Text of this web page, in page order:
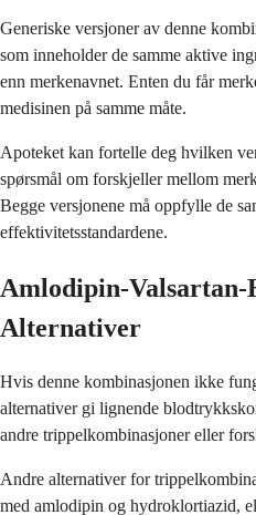
Generiske versjoner av denne
som inneholder de samme aktive
enn merkenavnet. Enten du får
medisinen på samme måte.
Apoteket kan fortelle deg hvilken
spørsmål om forskjeller mellom
Begge versjonene må oppfylle de
effektivitetsstandardene.
Amlodipin-
Alternativer
Hvis denne kombinasjonen ikke
alternativer gi lignende
andre trippelkombinasjoner eller
Andre alternativer for
med amlodipin og hydroklortiazid,